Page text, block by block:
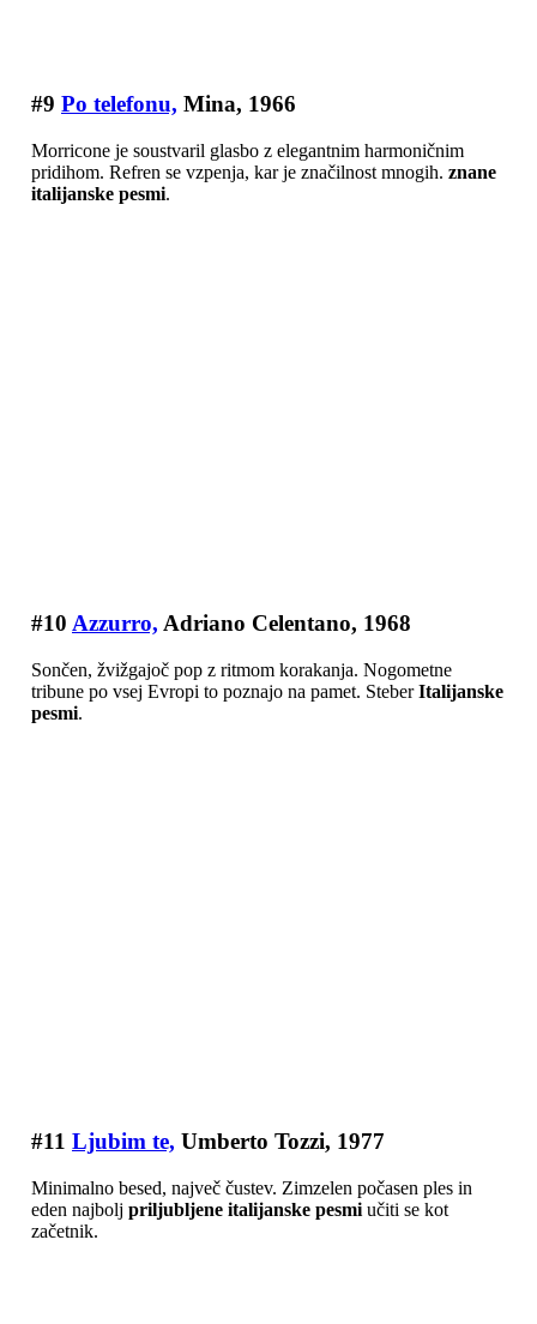
#9 Po telefonu, Mina, 1966
Morricone je soustvaril glasbo z elegantnim harmoničnim
pridihom. Refren se vzpenja, kar je značilnost mnogih. znane
italijanske pesmi.
#10 Azzurro, Adriano Celentano, 1968
Sončen, žvižgajoč pop z ritmom korakanja. Nogometne
tribune po vsej Evropi to poznajo na pamet. SteberItalijanske
pesmi.
#11 Ljubim te, Umberto Tozzi, 1977
Minimalno besed, največ čustev. Zimzelen počasen ples in
eden najbolj priljubljene italijanske pesmi učiti se kot
začetnik.